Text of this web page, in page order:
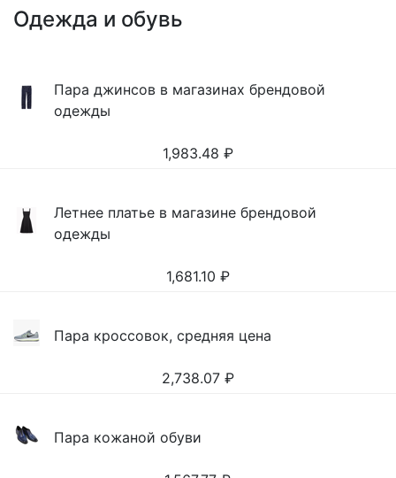
Одежда и обувь
Пара джинсов в магазинах брендовой
одежды
1,983.48 ₽
Летнее платье в магазине брендовой
одежды
1,681.10 ₽
Пара кроссовок, средняя цена
2,738.07 ₽
Пара кожаной обуви